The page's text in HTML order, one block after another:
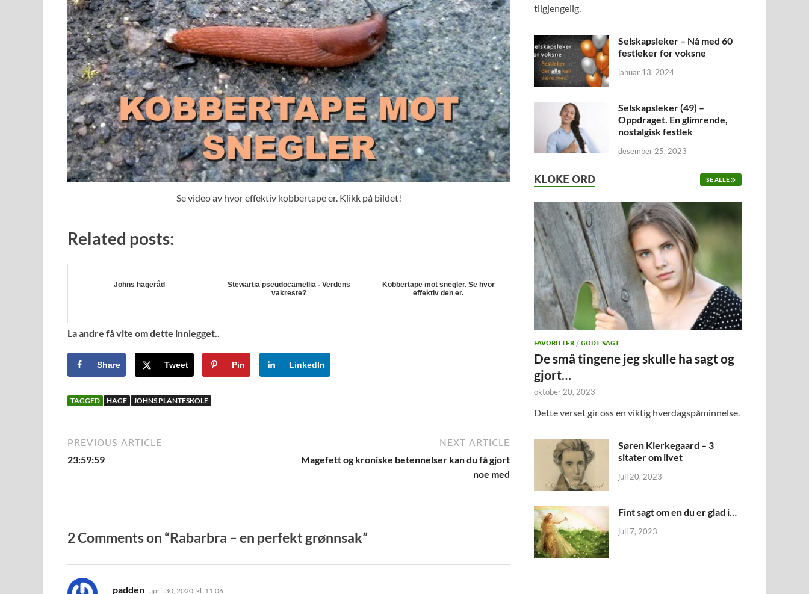
Se video av hvor effektiv kobbertape er. Klikk på bildet!
Related posts:
Johns hageråd
Stewartia pseudocamellia - Verdens
vakreste?
Kobbertape mot snegler. Se hvor
effektiv den er.
La andre få vite om dette innlegget..
Share Tweet Pin LinkedIn
TAGGED HAGE JOHNS PLANTESKOLE
PREVIOUS ARTICLE
23:59:59
NEXT ARTICLE
Magefett og kroniske betennelser kan du få gjort
noe med
2 Comments on “Rabarbra – en perfekt grønnsak”
padden sier:
april 30, 2020, kl. 11:06
tilgjengelig.
Selskapsleker – Nå med 60
festleker for voksne
januar 13, 2024
Selskapsleker (49) –
Oppdraget. En glimrende,
nostalgisk festlek
desember 25, 2023
KLOKE ORD SE ALLE
FAVORITTER /GODT SAGT
De små tingene jeg skulle ha sagt og
gjort…
oktober 20, 2023
Dette verset gir oss en viktig hverdagspåminnelse.
Søren Kierkegaard – 3
sitater om livet
juli 20, 2023
Fint sagt om en du er glad i…
juli 7, 2023